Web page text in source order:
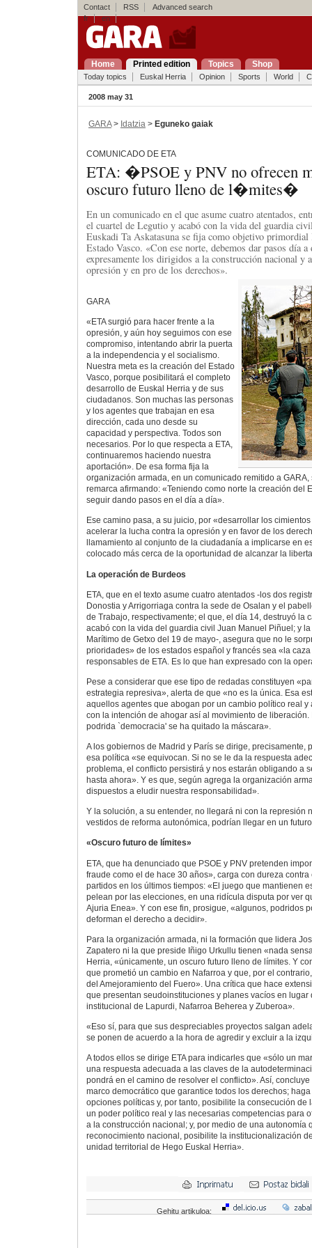
Contact RSS
Advanced search
fr
en
Home Printed edition Topics Shop
Today topics Euskal Herria Opinion Sports World
2008 may 31
GARA> Idatzia > Eguneko gaiak
COMUNICADO DE ETA
ETA: �PSOE y PNV no ofrecen
oscuro futuro lleno de l�mites�
En un comunicado en el que asume cuatro atentados,
el cuartel de Legutio y acabó con la vida del guardia
Euskadi Ta Askatasuna se fija como objetivo
Estado Vasco. «Con ese norte, debemos dar pasos día
expresamente los dirigidos a la construcción nacional y
opresión y en pro de los derechos».
GARA
«ETA surgió para hacer frente a la
opresión, y aún hoy seguimos con ese
compromiso, intentando abrir la puerta
a la independencia y el socialismo.
Nuestra meta es la creación del Estado
Vasco, porque posibilitará el completo
desarrollo de Euskal Herria y de sus
ciudadanos. Son muchas las personas
y los agentes que trabajan en esa
dirección, cada uno desde su
capacidad y perspectiva. Todos son
necesarios. Por lo que respecta a ETA,
continuaremos haciendo nuestra
aportación». De esa forma fija la
organización armada, en un comunicado remitido a
remarca afirmando: «Teniendo como norte la creación del
seguir dando pasos en el día a día».
Ese camino pasa, a su juicio, por «desarrollar los
acelerar la lucha contra la opresión y en favor de los
llamamiento al conjunto de la ciudadanía a implicarse en
colocado más cerca de la oportunidad de alcanzar la
La operación de Burdeos
ETA, que en el texto asume cuatro atentados -los dos
Donostia y Arrigorriaga contra la sede de Osalan y el
de Trabajo, respectivamente; el que, el día 14, destruyó la
acabó con la vida del guardia civil Juan Manuel Piñuel; y
Marítimo de Getxo del 19 de mayo-, asegura que no le
prioridades» de los estados español y francés sea «la
responsables de ETA. Es lo que han expresado con la
Pese a considerar que ese tipo de redadas constituyen
estrategia represiva», alerta de que «no es la única. Esa
aquellos agentes que abogan por un cambio político real y
con la intención de ahogar así al movimiento de
podrida `democracia' se ha quitado la máscara».
A los gobiernos de Madrid y París se dirige, precisamente,
esa política «se equivocan. Si no se le da la respuesta
problema, el conflicto persistirá y nos estarán obligando a
hasta ahora». Y es que, según agrega la organización
dispuestos a eludir nuestra responsabilidad».
Y la solución, a su entender, no llegará ni con la represión
vestidos de reforma autonómica, podrían llegar en un
«Oscuro futuro de límites»
ETA, que ha denunciado que PSOE y PNV pretenden
fraude como el de hace 30 años», carga con dureza
partidos en los últimos tiempos: «El juego que mantienen
pelean por las elecciones, en una ridícula disputa por ver
Ajuria Enea». Y con ese fin, prosigue, «algunos, podridos
deforman el derecho a decidir».
Para la organización armada, ni la formación que lidera
Zapatero ni la que preside Iñigo Urkullu tienen «nada
Herria, «únicamente, un oscuro futuro lleno de límites. Y
que prometió un cambio en Nafarroa y que, por el
del Amejoramiento del Fuero». Una crítica que hace
que presentan seudoinstituciones y planes vacíos en lugar
institucional de Lapurdi, Nafarroa Beherea y Zuberoa».
«Eso sí, para que sus despreciables proyectos salgan
se ponen de acuerdo a la hora de agredir y excluir a la
A todos ellos se dirige ETA para indicarles que «sólo un
una respuesta adecuada a las claves de la
pondrá en el camino de resolver el conflicto». Así,
marco democrático que garantice todos los derechos;
opciones políticas y, por tanto, posibilite la consecución de
un poder político real y las necesarias competencias para
a la construcción nacional; y, por medio de una autonomía
reconocimiento nacional, posibilite la institucionalización
unidad territorial de Hego Euskal Herria».
Gehitu artikuloa: